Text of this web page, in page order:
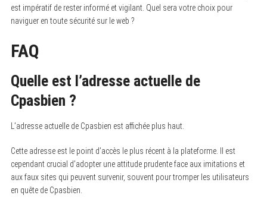
est impératif de rester informé et vigilant. Quel sera votre choix pour
naviguer en toute sécurité sur le web ?
FAQ
Quelle est l’adresse actuelle de
Cpasbien ?
L’adresse actuelle de Cpasbien est affichée plus haut.
Cette adresse est le point d’accès le plus récent à la plateforme. Il est
cependant crucial d’adopter une attitude prudente face aux imitations et
aux faux sites qui peuvent survenir, souvent pour tromper les utilisateurs
en quête de Cpasbien.